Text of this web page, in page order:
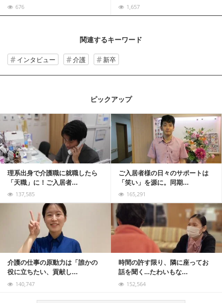
676 1,657
関連するキーワード
インタビュー 介護 新卒
ピックアップ
理系出身で介護職に就職したら
「天職」に！ご入居者...
137,585
ご入居者様の日々のサポートは
「笑い」を源に。同期...
165,291
記事を読む
介護の仕事の原動力は「誰かの
役に立ちたい、貢献し...
140,747
時間の許す限り、隣に座ってお
話を聞く…たわいもな...
152,564